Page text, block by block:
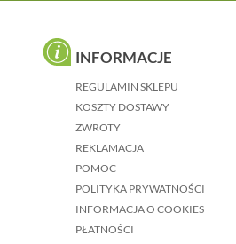
INFORMACJE
REGULAMIN SKLEPU
KOSZTY DOSTAWY
ZWROTY
REKLAMACJA
POMOC
POLITYKA PRYWATNOŚCI
INFORMACJA O COOKIES
PŁATNOŚCI